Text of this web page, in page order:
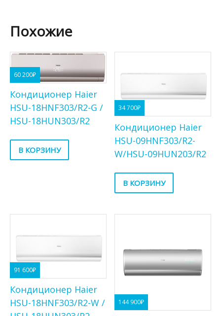
Похожие
60 200₽
Кондиционер Haier
HSU-18HNF303/R2-G /
HSU-18HUN303/R2
В КОРЗИНУ
34 700₽
Кондиционер Haier
HSU-09HNF303/R2-
W/HSU-09HUN203/R2
В КОРЗИНУ
91 600₽
Кондиционер Haier
HSU-18HNF303/R2-W /
144 900₽